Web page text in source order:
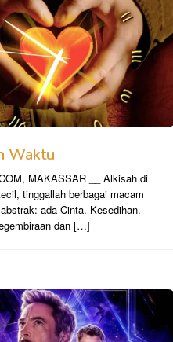
Waktu
MAKASSAR __ Alkisah di
tinggallah berbagai macam
ada Cinta. Kesedihan.
dan […]